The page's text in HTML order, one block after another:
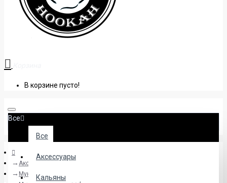
В корзине пусто!
Все
Все
Аксессуары
Кальяны
Аксессуары
Мундштуки